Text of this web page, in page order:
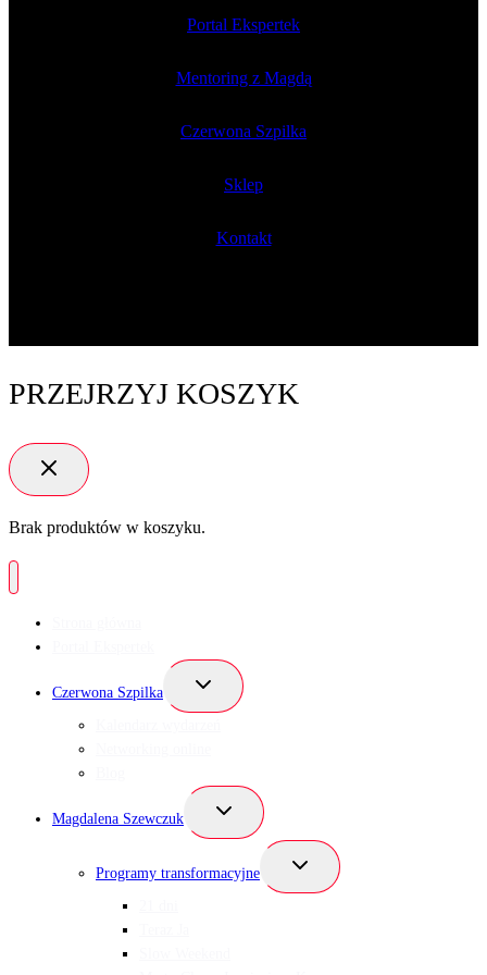
Portal Ekspertek
Mentoring z Magdą
Czerwona Szpilka
Sklep
Kontakt
PRZEJRZYJ KOSZYK
Brak produktów w koszyku.
Czerwona Szpilka
Przełącz
podrzędne
Magdalena Szewczuk
Przełącz
podrzędne
Programy transformacyjne
Przełącz
podrzędne